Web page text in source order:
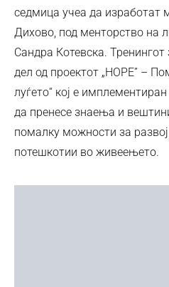
седмица учеа да изработат
Дихово, под менторство на
Сандра Котевска.
дел од проектот „HOPE” –
луѓето“ кој е
да пренесе знаења и
помалку можности за
потешкотии во живеењето.